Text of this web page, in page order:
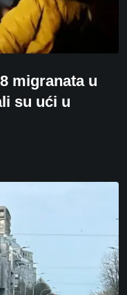
migranata u
su ući u